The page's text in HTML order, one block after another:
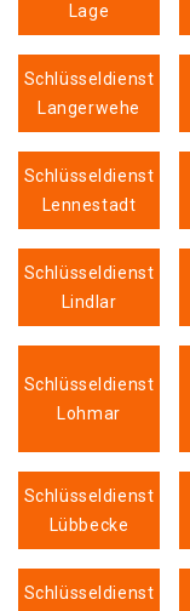
Lage
Schlüsseldienst
Langerwehe
Schlüsseldienst
Lennestadt
Schlüsseldienst
Lindlar
Schlüsseldienst
Lohmar
Schlüsseldienst
Lübbecke
Schlüsseldienst